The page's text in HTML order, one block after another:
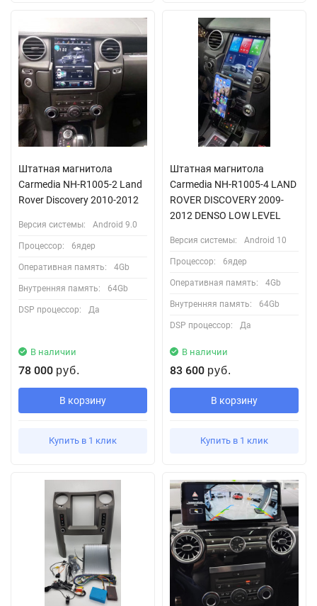
Штатная магнитола
Carmedia NH-R1005-2 Land
Rover Discovery 2010-2012
Версия системы: Android 9.0
Процессор: 6ядер
Оперативная память: 4Gb
Внутренняя память: 64Gb
DSP процессор: Да
В наличии
78 000 руб.
В корзину
Купить в 1 клик
Штатная магнитола
Carmedia NH-R1005-4 LAND
ROVER DISCOVERY 2009-
2012 DENSO LOW LEVEL
Версия системы: Android 10
Процессор: 6ядер
Оперативная память: 4Gb
Внутренняя память: 64Gb
DSP процессор: Да
В наличии
83 600 руб.
В корзину
Купить в 1 клик